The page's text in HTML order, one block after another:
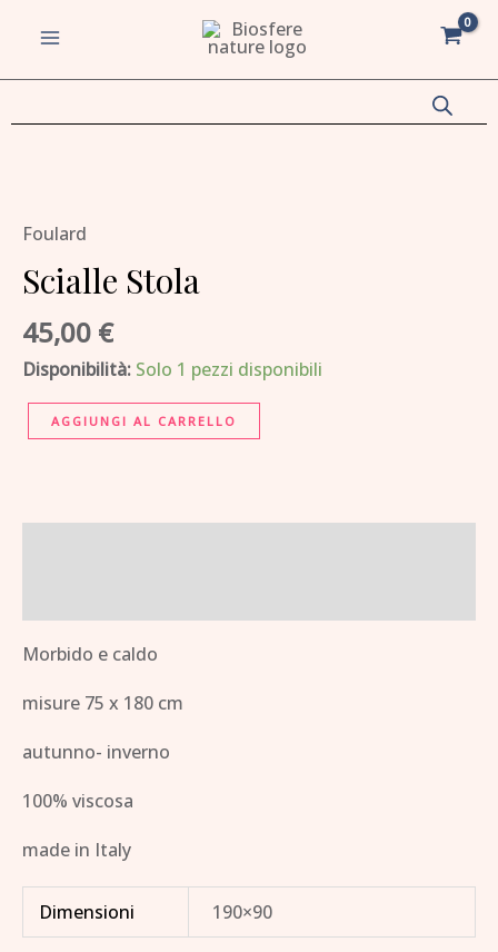
contenuto
Foulard
Scialle Stola
45,00 €
Disponibilità: Solo 1 pezzi disponibili
quantità
AGGIUNGI AL CARRELLO
Morbido e caldo
misure 75 x 180 cm
autunno- inverno
100% viscosa
made in Italy
Dimensioni 190×90
disattiva